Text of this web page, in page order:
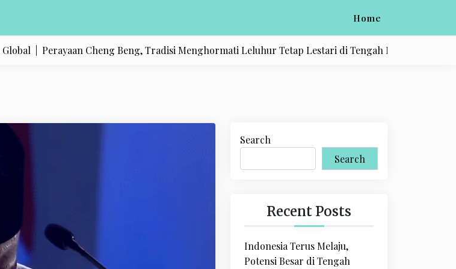
Home
|Perayaan Cheng Beng, Tradisi Menghormati Leluhur Tetap Lestari di Tengah Modernisasi |
Search
Search
Recent Posts
Indonesia Terus Melaju,
Potensi Besar di Tengah